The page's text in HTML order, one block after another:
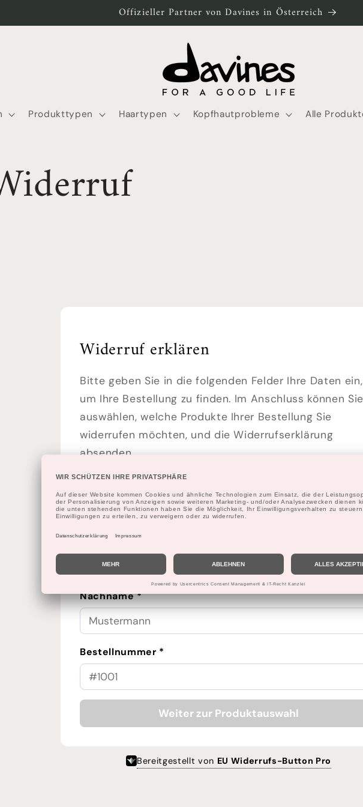
Offizieller Partner von Davines in Österreich
Produkttypen Haartypen Kopfhautprobleme Alle
Widerruf erklären
Bitte geben Sie in die folgenden Felder Ihre Daten ein,
um Ihre Bestellung zu finden. Im Anschluss können Sie
auswählen, welche Produkte Ihrer Bestellung Sie
widerrufen möchten, und die Widerrufserklärung
absenden.
Vorname *
Nachname *
Bestellnummer *
Weiter zur Produktauswahl
Bereitgestellt von EU Widerrufs-Button Pro